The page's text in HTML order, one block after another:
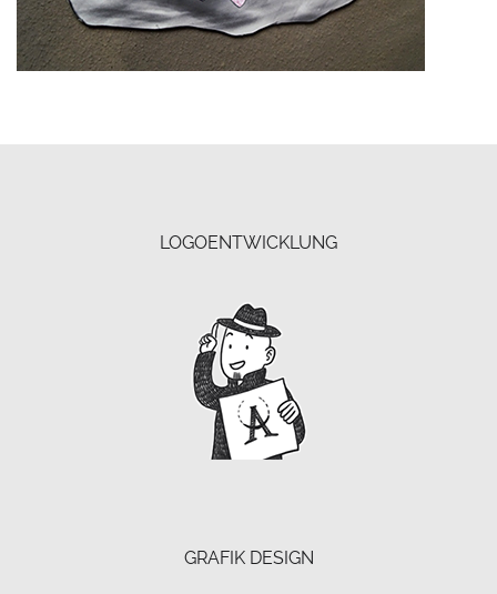
LOGOENTWICKLUNG
GRAFIK DESIGN